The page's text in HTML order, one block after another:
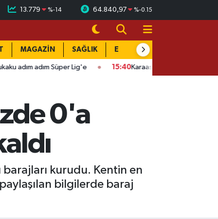
13.779 %-14 64.840,97 %-0.15
MAGAZİN SAĞLIK EĞİTİM
Süper Lig'e 15:40 Karaaslan'ın acı günü: Dayısı Fahri
0'a
barajları kurudu. Kentin en
bilgilerde baraj